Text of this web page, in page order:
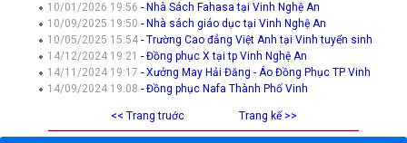
10/01/2026 19:56- Nhà Sách Fahasa tại Vinh Nghệ An
10/09/2025 19:50- Nhà sách giáo dục tại Vinh Nghệ An
10/05/2025 15:54-Trường Cao đẳng Việt Anh tại Vinh tuyển sinh
14/12/2024 19:21-Đồng phục X tại tp Vinh Nghệ An
14/11/2024 19:17-Xưởng May Hải Đăng - Áo Đồng Phục TP Vinh
14/09/2024 19:08-Đồng phục Nafa Thành Phố Vinh
<< Trang truớc Trang kế >>